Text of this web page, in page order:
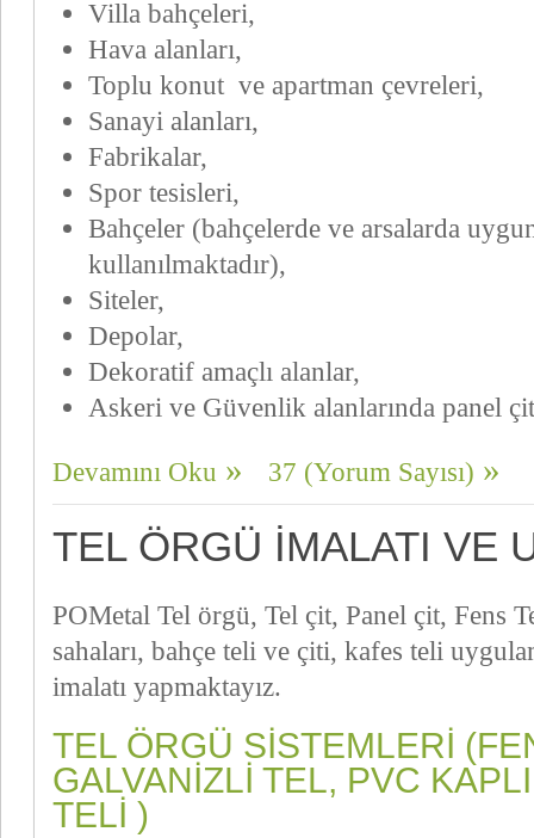
Villa bahçeleri,
Hava alanları,
Toplu konut ve apartman çevreleri,
Sanayi alanları,
Fabrikalar,
Spor tesisleri,
Bahçeler (bahçelerde ve arsalarda
kullanılmaktadır),
Siteler,
Depolar,
Dekoratif amaçlı alanlar,
Askeri ve Güvenlik alanlarında panel
Devamını Oku 37 (Yorum Sayısı)
TEL ÖRGÜ IMALATI VE
POMetal Tel örgü, Tel çit, Panel çit, Fens
sahaları, bahçe teli ve çiti, kafes teli
imalatı yapmaktayız.
TEL ÖRGÜ SISTEMLERI
GALVANIZLI TEL, PVC
TELI )